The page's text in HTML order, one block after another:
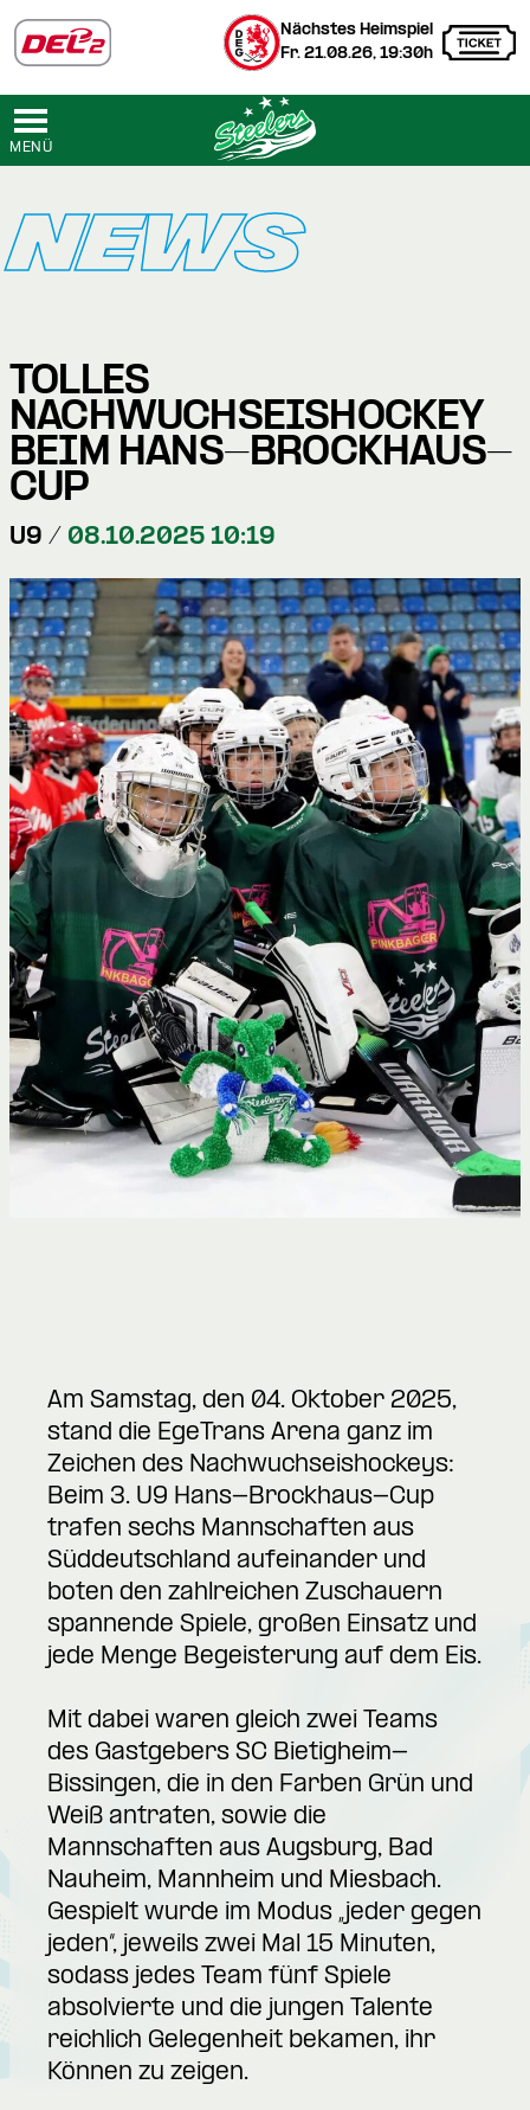
Nächstes Heimspiel
Fr. 21.08.26, 19:30h
MENÜ
NEWS
TOLLES
NACHWUCHSEISHOCKEY
BEIM HANS-BROCKHAUS-
CUP
U9 / 08.10.2025 10:19
Am Samstag, den 04. Oktober 2025,
stand die EgeTrans Arena ganz im
Zeichen des Nachwuchseishockeys:
Beim 3. U9 Hans-Brockhaus-Cup
trafen sechs Mannschaften aus
Süddeutschland aufeinander und
boten den zahlreichen Zuschauern
spannende Spiele, großen Einsatz und
jede Menge Begeisterung auf dem Eis.
Mit dabei waren gleich zwei Teams
des Gastgebers SC Bietigheim-
Bissingen, die in den Farben Grün und
Weiß antraten, sowie die
Mannschaften aus Augsburg, Bad
Nauheim, Mannheim und Miesbach.
Gespielt wurde im Modus „jeder gegen
jeden“, jeweils zwei Mal 15 Minuten,
sodass jedes Team fünf Spiele
absolvierte und die jungen Talente
reichlich Gelegenheit bekamen, ihr
Können zu zeigen.